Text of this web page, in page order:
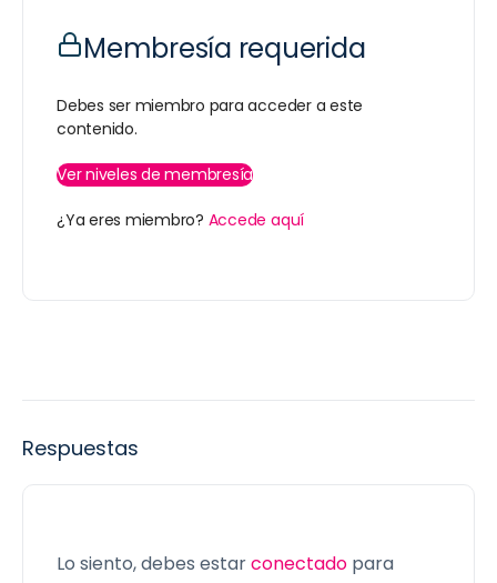
Membresía requerida
Debes ser miembro para acceder a este
contenido.
Ver niveles de membresía
¿Ya eres miembro? Accede aquí
Respuestas
Lo siento, debes estarconectado para